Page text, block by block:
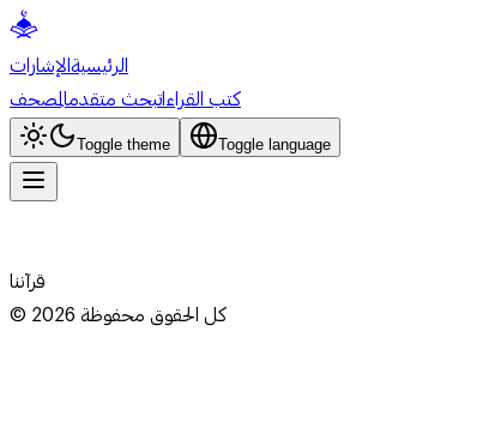
الرئيسيةالإشارات
كتب القراءاتبحث متقدمالمصحف
Toggle theme Toggle language
قرآننا
© 2026كل الحقوق محفوظة